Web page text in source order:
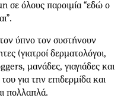
σε όλους παροιμία “εδώ ο
ύπνο τον συστήνουν
(γιατροί δερματολόγοι,
μανάδες, γιαγιάδες και
για την επιδερμίδα και
πολλαπλά.